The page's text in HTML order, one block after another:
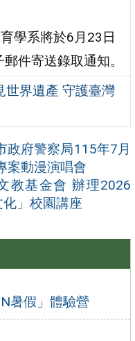
暑假」體驗營
學系將於6月23日
件寄送錄取通知。
世界遺產 守護臺灣
政府警察局115年7月
案動漫演唱會
教基金會 辦理2026
」校園講座